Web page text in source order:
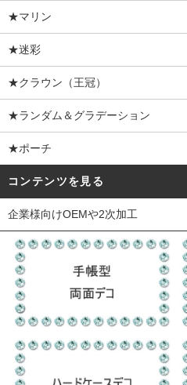
★マリン
★迷彩
★クラウン（王冠）
★ランダム＆グラデーション
★ポーチ
コンテンツを見る
企業様向けOEMや2次加工